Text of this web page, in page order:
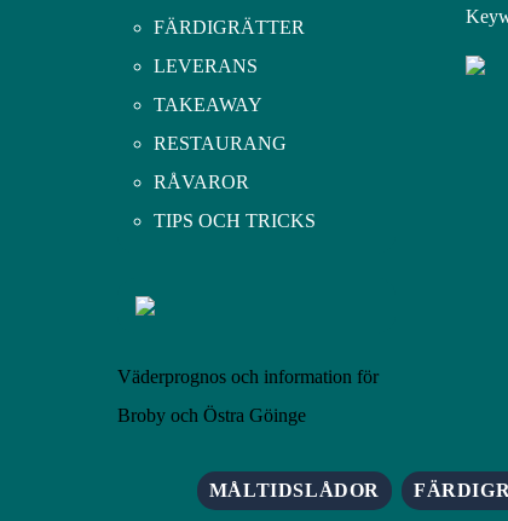
FÄRDIGRÄTTER
LEVERANS
TAKEAWAY
RESTAURANG
RÅVAROR
TIPS OCH TRICKS
Väderprognos och information för
Broby och Östra Göinge
MÅLTIDSLÅDOR